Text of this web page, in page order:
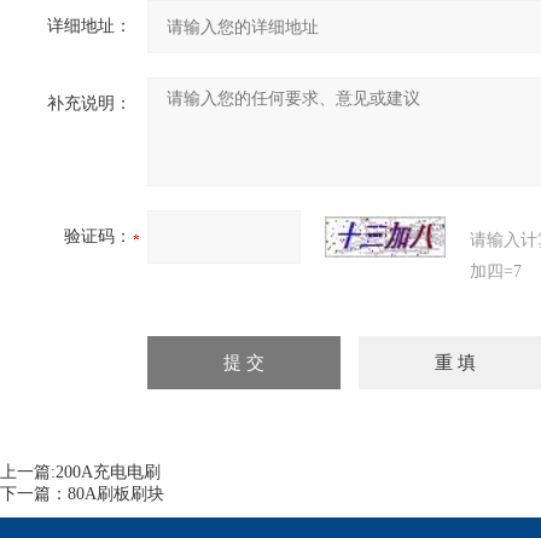
详细地址：
补充说明：
验证码：
请输入
加四=7
上一篇:200A充电电刷
下一篇： 80A刷板刷块